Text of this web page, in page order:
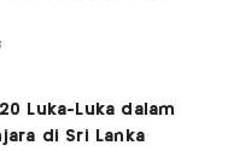
Luka-Luka dalam
di Sri Lanka